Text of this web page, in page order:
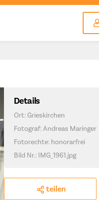
Details
Ort: Grieskirchen
Fotograf: Andreas Maringer
Fotorechte: honorarfrei
Bild Nr.: IMG_1961.jpg
teilen